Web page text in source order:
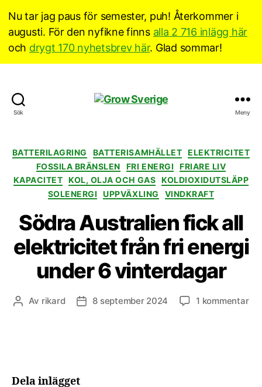
Nu tar jag paus för semester, puh! Återkommer i
augusti. För den nyfikne finns alla 2 716 inlägg här
och drygt 170 nyhetsbrev här. Glad sommar!
Sök Meny
Kategorier
BATTERILAGRING BATTERISAMHÄLLET ELEKTRICITET
FOSSILA BRÄNSLEN
FRI ENERGI
FRIARE LIV
KAPACITET
KOL, OLJA OCH GAS KOLDIOXIDUTSLÄPP
SOLENERGI
UPPVÄXLING VINDKRAFT
Södra Australien fick all
elektricitet från fri energi
under 6 vinterdagar
Inläggsförfattare
Av rikard Inläggsdatum
8 september 2024 1 kommentartill
Dela inlägget